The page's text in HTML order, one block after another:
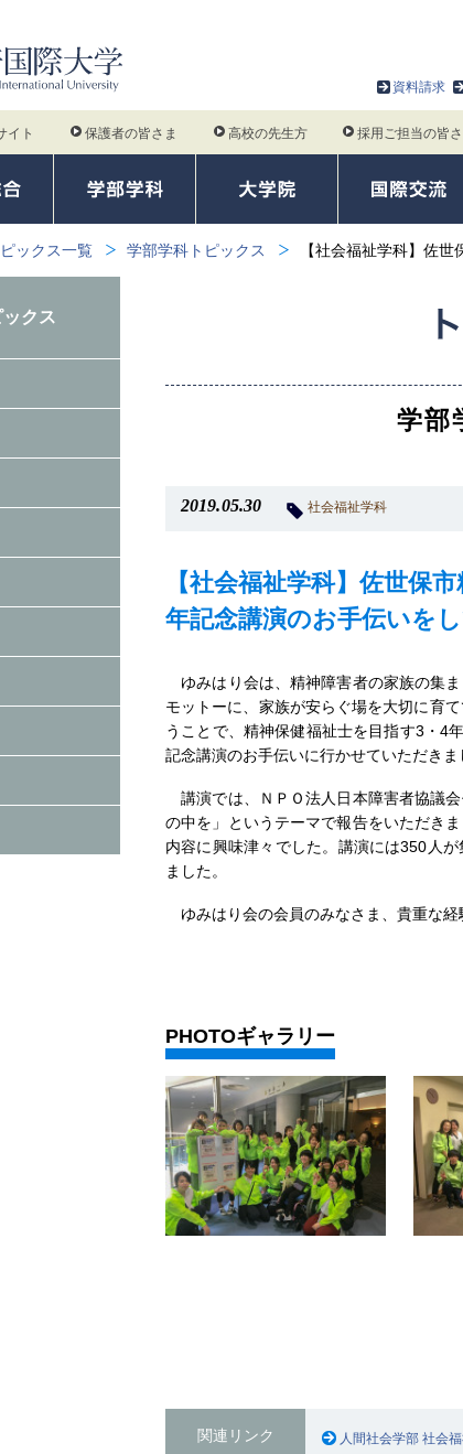
資料請求
イト 保護者の皆さま 高校の先生方 採用ご担当の皆さ
ックス一覧 学部学科トピックス 【社会福祉学科】佐
学部
2019.05.30 社会福祉学科
【社会福祉学科】佐世保
年記念講演のお手伝いを
ゆみはり会は、精神障害者の家族の集
モットーに、家族が安らぐ場を大切に育
うことで、精神保健福祉士を目指す3・4
記念講演のお手伝いに行かせていただきま
講演では、ＮＰＯ法人日本障害者協議
の中を」というテーマで報告をいただき
内容に興味津々でした。講演には350人
ました。
ゆみはり会の会員のみなさま、貴重な経
PHOTOギャラリー
関連リンク 人間社会学部 社会
クス